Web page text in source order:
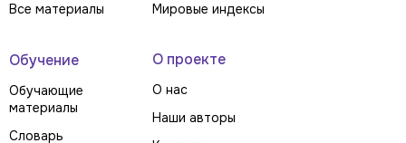
Все материалы
Мировые индексы
Обучение
Обучающие
материалы
Словарь
О проекте
О нас
Наши авторы